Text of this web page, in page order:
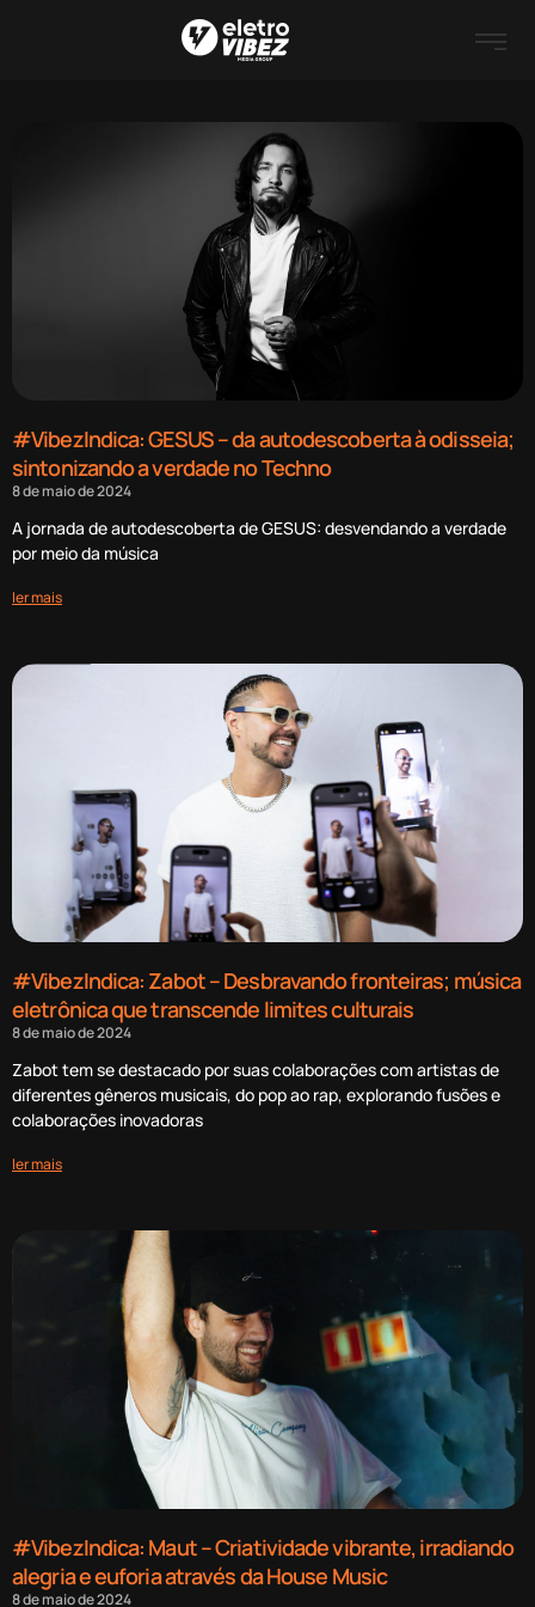
#VibezIndica: GESUS – da autodescoberta à odisseia;
sintonizando a verdade no Techno
8 de maio de 2024
A jornada de autodescoberta de GESUS: desvendando a verdade
por meio da música
ler mais
#VibezIndica: Zabot – Desbravando fronteiras; música
eletrônica que transcende limites culturais
8 de maio de 2024
Zabot tem se destacado por suas colaborações com artistas de
diferentes gêneros musicais, do pop ao rap, explorando fusões e
colaborações inovadoras
ler mais
#VibezIndica: Maut – Criatividade vibrante, irradiando
alegria e euforia através da House Music
8 de maio de 2024